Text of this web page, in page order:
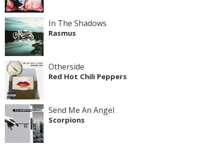
In The Shadows
Rasmus
Otherside
Red Hot Chili Peppers
Send Me An Angel
Scorpions